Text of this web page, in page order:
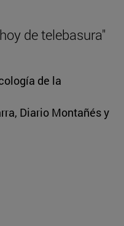
de telebasura"
de la
Diario Montañés y